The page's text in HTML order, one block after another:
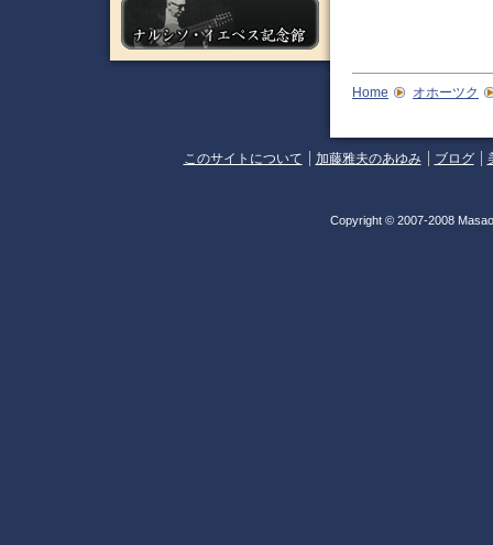
Home オホーツク
このサイトについて 加藤雅夫のあゆみ ブログ
Copyright © 2007-2008